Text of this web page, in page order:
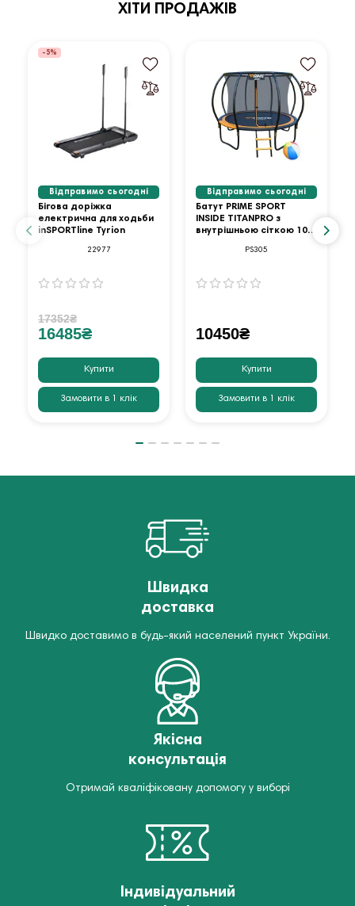
ХІТИ ПРОДАЖІВ
-5%
Відправимо сьогодні
Бігова доріжка
електрична для ходьби
inSPORTline Tyrion
22977
17352₴
16485₴
Купити
Замовити в 1 клік
Відправимо сьогодні
Батут PRIME SPORT
INSIDE TITANPRO з
внутрішньою сіткою 10
PS305
10450₴
Купити
Замовити в 1 клік
Швидка
доставка
Швидко доставимо в будь-який населений пункт України.
Якісна
консультація
Отримай кваліфіковану допомогу у виборі
Індивідуальний